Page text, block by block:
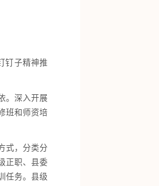
钉子精神推
。深入开展
班和师资培
式，分类分
正职、县委
任务。县级